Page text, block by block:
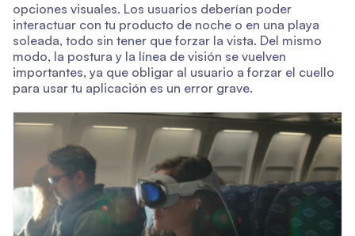
opciones visuales. Los usuarios deberían poder
interactuar con tu producto de noche o en una playa
soleada, todo sin tener que forzar la vista. Del mismo
modo, la postura y la línea de visión se vuelven
importantes, ya que obligar al usuario a forzar el cuello
para usar tu aplicación es un error grave.